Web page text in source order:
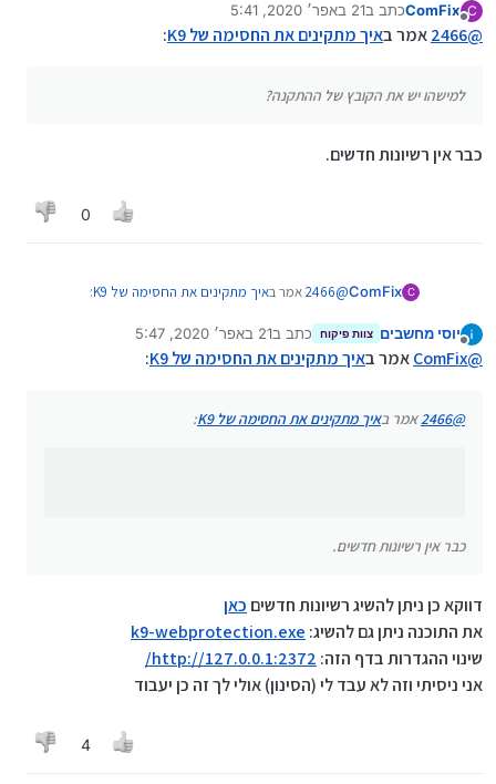
C
מנותק
ComFixכתב ב21 באפר׳ 2020, 5:41
נערך לאחרונה על ידי
@
2466אמר באיך מתקינים את החסימה של K9 :
למישהו יש את הקובץ של ההתקנה?
כבר אין רשיונות חדשים.
0
C
ComFix
@
2466אמר באיך מתקינים את החסימה של K9 :
למישהו יש את הקובץ של ההתקנה?
כבר אין רשיונות חדשים.
מנותק
יוסי מחשבים צוות פיקוח כתב ב21 באפר׳ 2020, 5:47
נערך לאחרונה על ידי
@
ComFixאמר באיך מתקינים את החסימה של K9 :
@
2466אמר באיך מתקינים את החסימה של K9 :
כבר אין רשיונות חדשים.
דווקא כן ניתן להשיג רשיונות חדשים כאן
את התוכנה ניתן גם להשיג: k9-webprotection.exe
שינוי ההגדרות בדף הזה: http://127.0.0.1:2372/
אני ניסיתי וזה לא עבד לי (הסינון) אולי לך זה כן יעבוד
4